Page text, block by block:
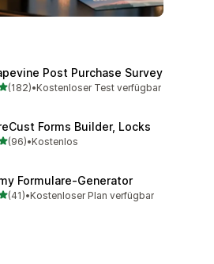
Post Purchase Survey
5 Sternen
(182)
Rezensionen insgesamt
•Kostenloser Test verfügbar
Forms Builder, Locks
5 Sternen
(96) insgesamt
•Kostenlos
Formulare‑Generator
5 Sternen
(41) insgesamt
•Kostenloser Plan verfügbar